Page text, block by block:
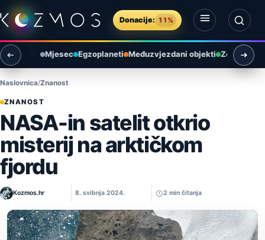
Preskoči na sadržaj
Donacije: 11%
Otvori izbornik
Otvori pretragu
Mjesec Egzoplaneti Međuzvjezdani objekti Zemlja i
Naslovnica Znanost
ZNANOST
NASA-in satelit otkrio
misterij na arktičkom
fjordu
Kozmos.hr 8. svibnja 2024. 2 min čitanja